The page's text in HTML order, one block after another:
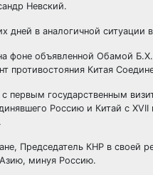
Невский.
дней в аналогичной
фоне объявленной Обамой
противостояния Китая
с первым государственным
Россию и Китай с
Председатель КНР в
минуя Россию.